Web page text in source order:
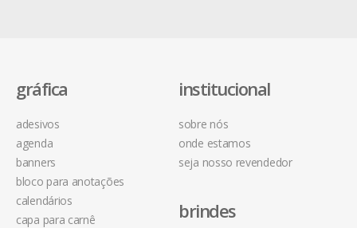
institucional
sobre nós
onde estamos
seja nosso revendedor
gráfica
adesivos
agenda
banners
bloco para anotações
calendários
capa para carnê
brindes